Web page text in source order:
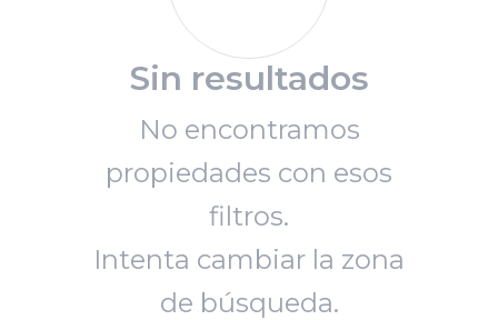
Sin resultados
No encontramos
propiedades con esos
filtros.
Intenta cambiar la zona
de búsqueda.